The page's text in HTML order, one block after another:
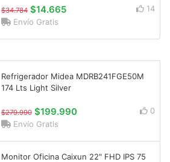
$34.784 $14.665
14
Envío Gratis
Refrigerador Midea MDRB241FGE50M
174 Lts Light Silver
$279.990 $199.990
0
Envío Gratis
Monitor Oficina Caixun 22" FHD IPS 75